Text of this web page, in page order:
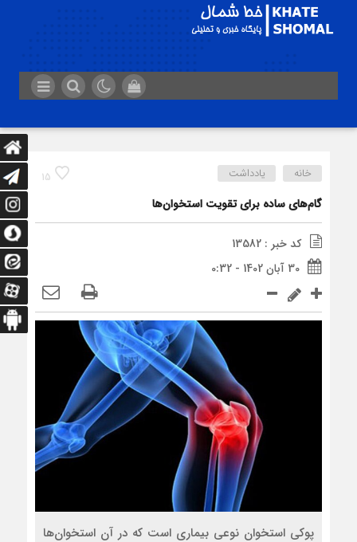
15 خانه یادداشت
گام‌های ساده برای تقویت استخوان‌ها
کد خبر : 13582
30 آبان 1402 - 0:32
پوکی استخوان نوعی بیماری است که در آن استخوان‌ها